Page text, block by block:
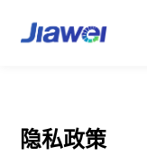
About Us
隐私政策